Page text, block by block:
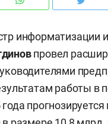
информатизации
провел
работы в
прогнозируется